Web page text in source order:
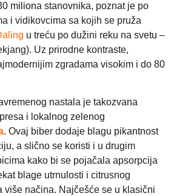
miliona stanovnika, poznat je po
i vidikovcima sa kojih se pruža
u treću po dužini reku na svetu –
Uz prirodne kontraste,
zgradama visokim i do 80
nastala je takozvana
i lokalnog zelenog
. Ovaj biber dodaje blagu pikantnost
a slično se koristi i u drugim
kako bi se pojačala apsorpcija
blage utrnulosti i citrusnog
više načina. Najčešće se u klasični